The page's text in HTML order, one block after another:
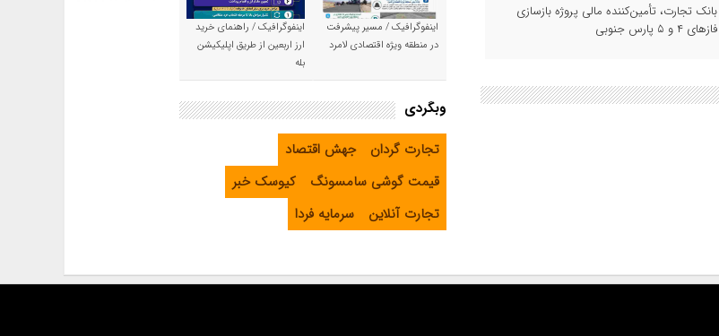
بانک تجارت، تأمین‌کننده مالی پروژه بازسازی
فازهای ۴ و ۵ پارس جنوبی
اینفوگرافیک / مسیر پیشرفت
در منطقه ویژه اقتصادی لامرد
اینفوگرافیک / راهنمای خرید
ارز اربعین از طریق اپلیکیشن
بله
وبگردی
تجارت گردان
جهش اقتصاد
قیمت گوشی سامسونگ
کیوسک خبر
تجارت آنلاین
سرمایه فردا